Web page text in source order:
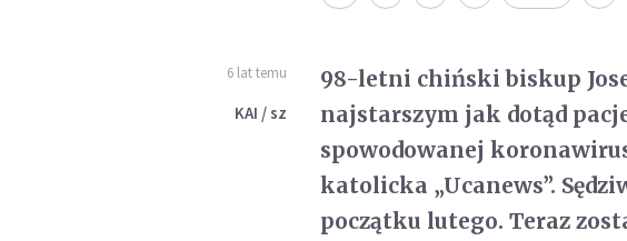
6 lat temu
KAI / sz
98-letni chiński biskup
najstarszym jak dotąd
spowodowanej
katolicka „Ucanews”.
początku lutego. Teraz